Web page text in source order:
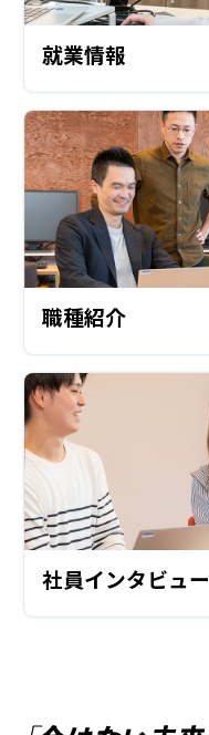
就業情報
職種紹介
社員インタビュー